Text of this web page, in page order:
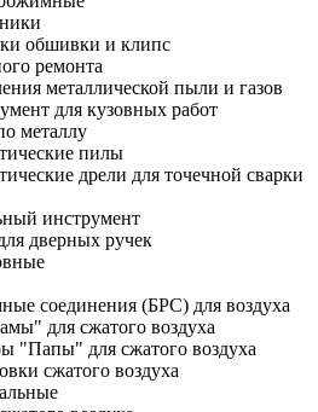
обшивки и клипс
ремонта
металлической пыли и газов
для кузовных работ
металлу
пилы
дрели для точечной сварки
инструмент
дверных ручек
соединения (БРС) для воздуха
для сжатого воздуха
"Папы" для сжатого воздуха
сжатого воздуха